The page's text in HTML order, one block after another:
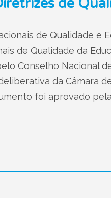
de Qualidade e
de Qualidade da
Conselho Nacional
da Câmara
foi aprovado